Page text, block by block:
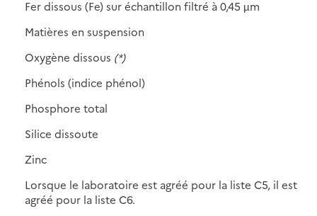
Fer dissous (Fe) sur échantillon filtré à 0,45 µm
Matières en suspension
Oxygène dissous (*)
Phénols (indice phénol)
Phosphore total
Silice dissoute
Zinc
Lorsque le laboratoire est agréé pour la liste C5, il est
agréé pour la liste C6.